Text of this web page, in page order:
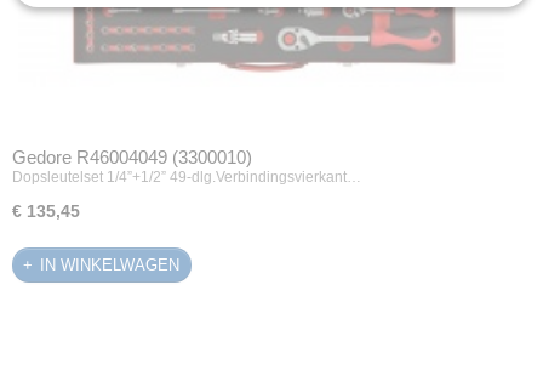
Gedore R46004049 (3300010)
Dopsleutelset 1/4”+1/2” 49-dlg.Verbindingsvierkant…
€ 135,45
IN WINKELWAGEN